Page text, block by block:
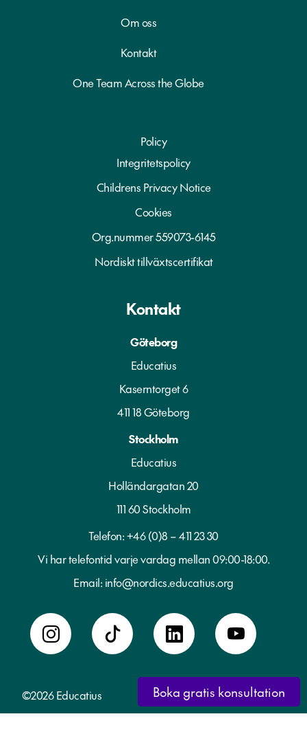
Om oss
Kontakt
One Team Across the Globe
Policy
Integritetspolicy
Childrens Privacy Notice
Cookies
Org.nummer 559073-6145
Nordiskt tillväxtscertifikat
Kontakt
Göteborg
Educatius
Kaserntorget 6
411 18 Göteborg
Stockholm
Educatius
Holländargatan 20
111 60 Stockholm
Telefon:+46 (0)8 – 411 23 30
Vi har telefontid varje vardag mellan 09:00-18:00.
Email:info@nordics.educatius.org
©2026 Educatius Boka gratis konsultation